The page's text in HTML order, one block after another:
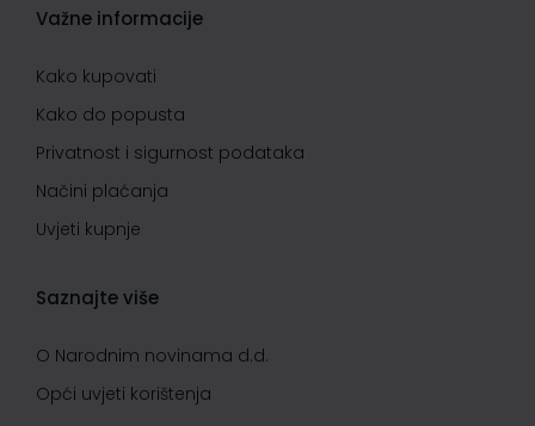
Važne informacije
Kako kupovati
Kako do popusta
Privatnost i sigurnost podataka
Načini plaćanja
Uvjeti kupnje
Saznajte više
O Narodnim novinama d.d.
Opći uvjeti korištenja